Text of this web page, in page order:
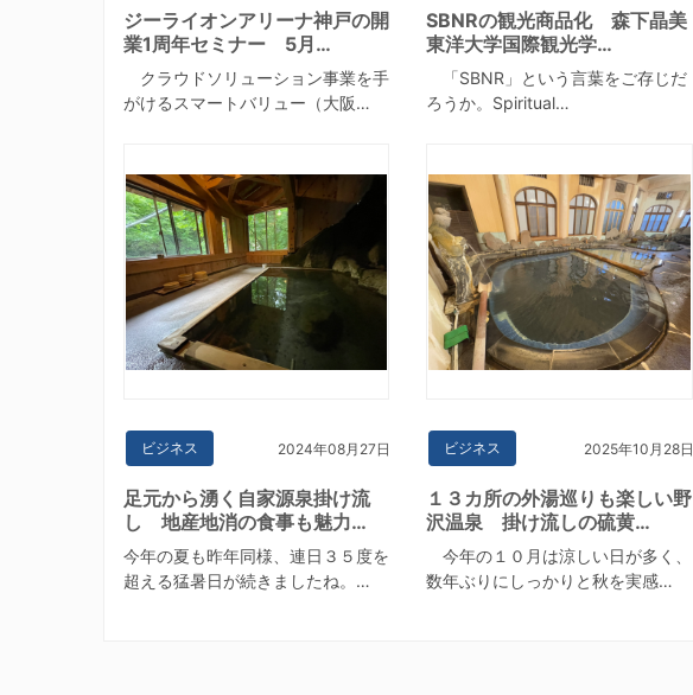
ジーライオンアリーナ神戸の開
業1周年セミナー 5月…
クラウドソリューション事業を手
がけるスマートバリュー（大阪…
SBNRの観光商品化 森下晶美
東洋大学国際観光学…
「SBNR」という言葉をご存じだ
ろうか。Spiritual…
ビジネス 2024年08月27日
足元から湧く自家源泉掛け流
し 地産地消の食事も魅力…
今年の夏も昨年同様、連日３５度を
超える猛暑日が続きましたね。…
ビジネス 2025年10月28日
１３カ所の外湯巡りも楽しい野
沢温泉 掛け流しの硫黄…
今年の１０月は涼しい日が多く、
数年ぶりにしっかりと秋を実感…